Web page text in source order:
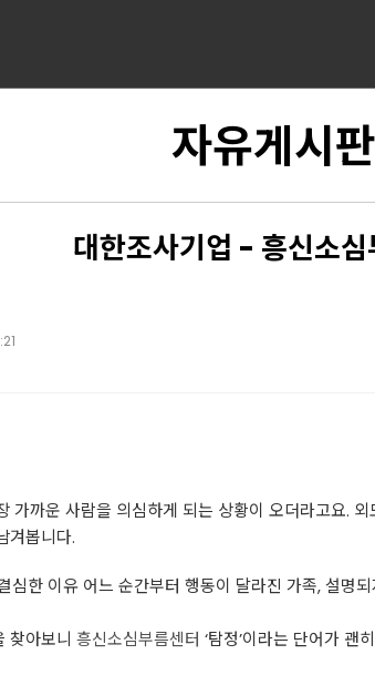
자유게시판
대한조사기업 - 흥신소심
가까운 사람을 의심하게 되는 상황이 오더라고요.
겨봅니다.
심한 이유 어느 순간부터 행동이 달라진 가족, 설명
찾아보니 흥신소심부름센터 ‘탐정’이라는 단어가 괜